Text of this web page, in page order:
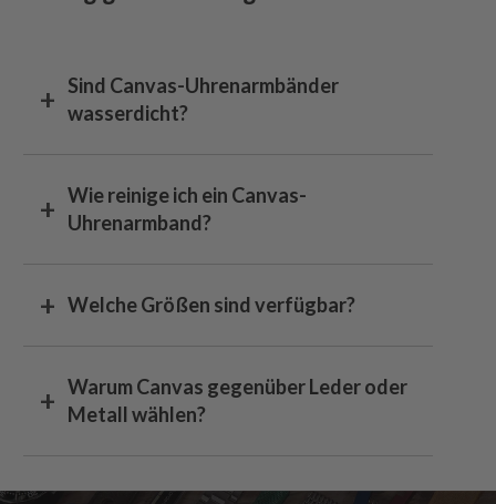
Sind Canvas-Uhrenarmbänder
wasserdicht?
Wie reinige ich ein Canvas-
Uhrenarmband?
Welche Größen sind verfügbar?
Warum Canvas gegenüber Leder oder
Metall wählen?